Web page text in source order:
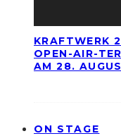
KRAFTWERK
OPEN-AIR-
AM 28.
ON STAGE